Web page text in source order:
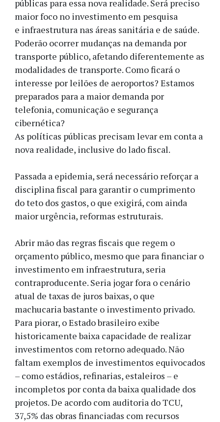
públicas para essa nova realidade. Será preciso
maior foco no investimento em pesquisa
e infraestrutura nas áreas sanitária e de saúde.
Poderão ocorrer mudanças na demanda por
transporte público, afetando diferentemente as
modalidades de transporte. Como ficará o
interesse por leilões de aeroportos? Estamos
preparados para a maior demanda por
telefonia, comunicação e segurança
cibernética?
As políticas públicas precisam levar em conta a
nova realidade, inclusive do lado fiscal.
Passada a epidemia, será necessário reforçar a
disciplina fiscal para garantir o cumprimento
do teto dos gastos, o que exigirá, com ainda
maior urgência, reformas estruturais.
Abrir mão das regras fiscais que regem o
orçamento público, mesmo que para financiar o
investimento em infraestrutura, seria
contraproducente. Seria jogar fora o cenário
atual de taxas de juros baixas, o que
machucaria bastante o investimento privado.
Para piorar, o Estado brasileiro exibe
historicamente baixa capacidade de realizar
investimentos com retorno adequado. Não
faltam exemplos de investimentos equivocados
– como estádios, refinarias, estaleiros – e
incompletos por conta da baixa qualidade dos
projetos. De acordo com auditoria do TCU,
37,5% das obras financiadas com recursos